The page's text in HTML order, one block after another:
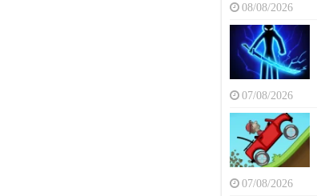
08/08/2026
07/08/2026
07/08/2026